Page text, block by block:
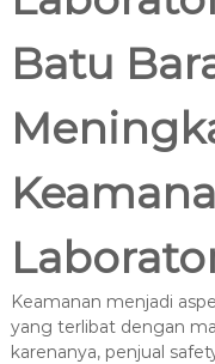
c
a
0
Batu
Keamanan menjadi
yang terlibat dengan
karenanya, penjual